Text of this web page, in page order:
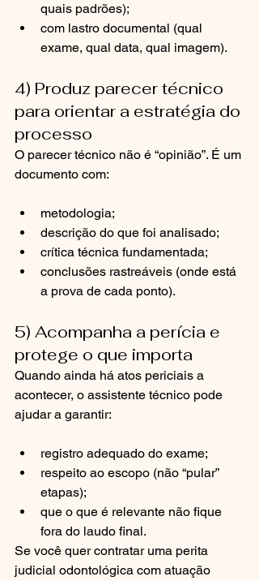
quais padrões);
com lastro documental (qual
exame, qual data, qual imagem).
4) Produz parecer técnico
para orientar a estratégia do
processo
O parecer técnico não é “opinião”. É um
documento com:
metodologia;
descrição do que foi analisado;
crítica técnica fundamentada;
conclusões rastreáveis (onde está
a prova de cada ponto).
5) Acompanha a perícia e
protege o que importa
Quando ainda há atos periciais a
acontecer, o assistente técnico pode
ajudar a garantir:
registro adequado do exame;
respeito ao escopo (não “pular”
etapas);
que o que é relevante não fique
fora do laudo final.
Se você quer contratar uma perita
judicial odontológica com atuação